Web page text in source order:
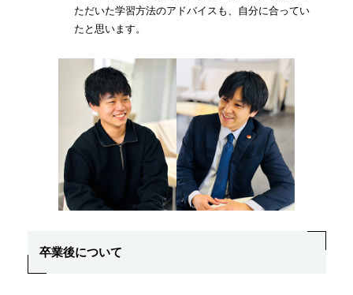
ただいた学習方法のアドバイスも、自分に合ってい
たと思います。
卒業後について